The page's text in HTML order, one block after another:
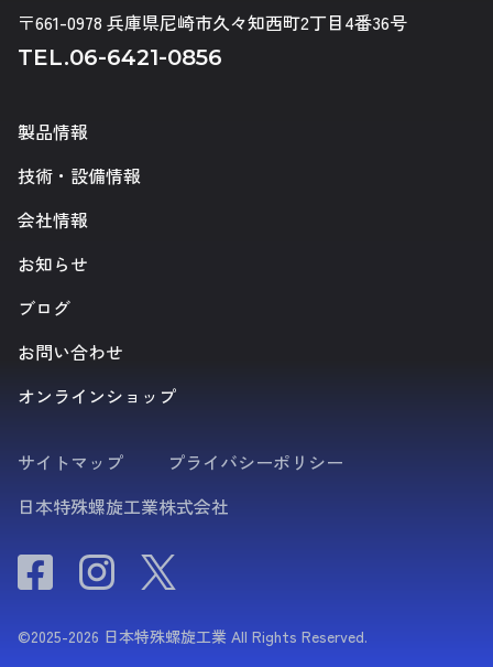
〒661-0978 兵庫県尼崎市久々知西町2丁目4番36号
TEL.06-6421-0856
製品情報
技術・設備情報
会社情報
お知らせ
ブログ
お問い合わせ
オンラインショップ
サイトマップ
プライバシーポリシー
日本特殊螺旋工業株式会社
©2025-2026 日本特殊螺旋工業 All Rights Reserved.